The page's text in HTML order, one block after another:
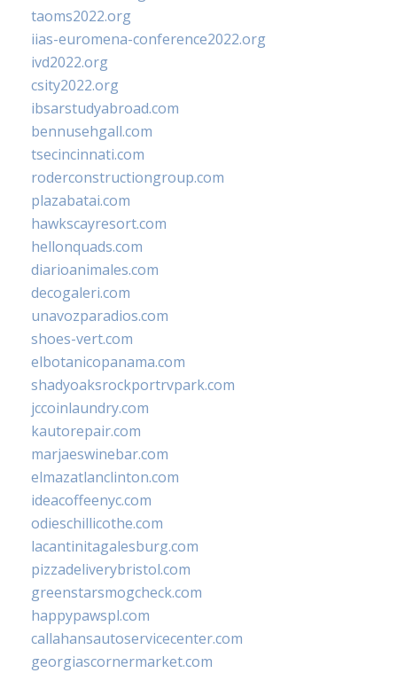
taoms2022.org
iias-euromena-conference2022.org
ivd2022.org
csity2022.org
ibsarstudyabroad.com
bennusehgall.com
tsecincinnati.com
roderconstructiongroup.com
plazabatai.com
hawkscayresort.com
hellonquads.com
diarioanimales.com
decogaleri.com
unavozparadios.com
shoes-vert.com
elbotanicopanama.com
shadyoaksrockportrvpark.com
jccoinlaundry.com
kautorepair.com
marjaeswinebar.com
elmazatlanclinton.com
ideacoffeenyc.com
odieschillicothe.com
lacantinitagalesburg.com
pizzadeliverybristol.com
greenstarsmogcheck.com
happypawspl.com
callahansautoservicecenter.com
georgiascornermarket.com